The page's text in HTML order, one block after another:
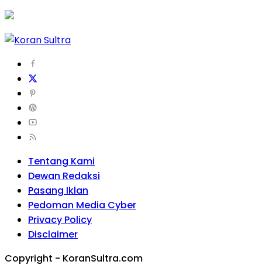
Tentang Kami
Dewan Redaksi
Pasang Iklan
Pedoman Media Cyber
Privacy Policy
Disclaimer
Copyright - KoranSultra.com